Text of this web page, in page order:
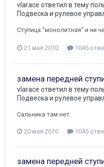
vlarace ответил в тему
Подвеска и рулевое
Ступица "монолитная" и ни
21 мая 2010 1045
замена передней
vlarace ответил в тему
Подвеска и рулевое
Сальника там нет.
20 мая 2010 1045
замена передней